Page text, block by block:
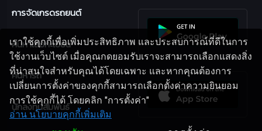
เราใช้คุกกี้เพื่อเพิ่มประสิทธิภาพ และประสบการณ์ที่ดีในการ
ใช้งานเว็บไซต์ เมื่อคุณกดยอมรับเราจะสามารถเลือกแสดงสิ่ง
ที่น่าสนใจสำหรับคุณได้โดยเฉพาะ และหากคุณต้องการ
เปลี่ยนการตั้งค่าของคุกกี้สามารถเลือกตั้งค่าความยินยอม
การใช้คุกกี้ได้ โดยคลิก "การตั้งค่า"
อ่าน นโยบายคุกกี้เพิ่มเติม
การจัดเกรดรถยนต์
ค้นหาเล่มทะเบียน
ค้นหารถ
นักลงทุนสัมพันธ์